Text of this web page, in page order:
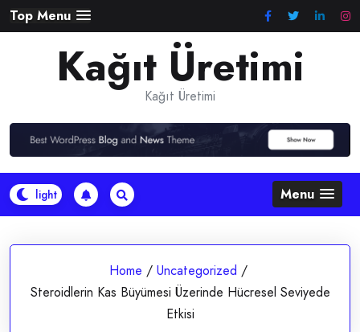
Skip
to
Top Menu
Kağıt Üretimi
Kağıt Üretimi
Menu
Home / Uncategorized /
Steroidlerin Kas Büyümesi Üzerinde Hücresel Seviyede
Etkisi